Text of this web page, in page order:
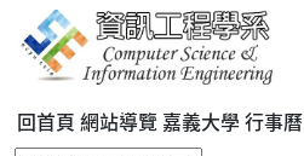
回首頁 網站導覽 嘉義大學行事曆